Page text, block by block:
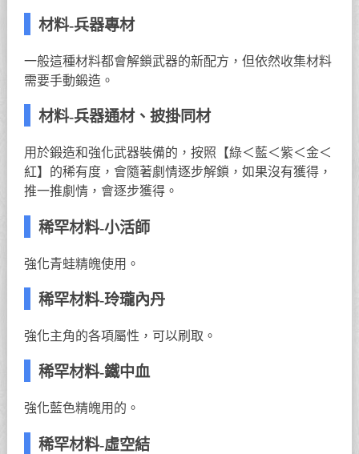
材料-兵器專材
一般這種材料都會解鎖武器的新配方，但依然收集材料
需要手動鍛造。
材料-兵器通材、披掛同材
用於鍛造和強化武器裝備的，按照【綠＜藍＜紫＜金＜
紅】的稀有度，會隨著劇情逐步解鎖，如果沒有獲得，
推一推劇情，會逐步獲得。
稀罕材料-小活師
強化青蛙精魄使用。
稀罕材料-玲瓏內丹
強化主角的各項屬性，可以刷取。
稀罕材料-鐵中血
強化藍色精魄用的。
稀罕材料-虛空結